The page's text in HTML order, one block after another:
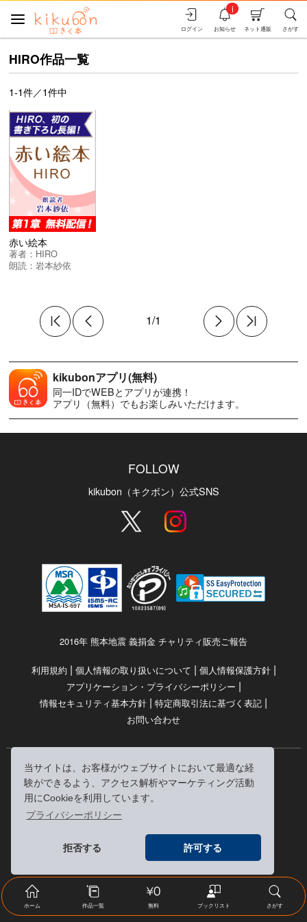
当サイトは、お客様がウェブサイトにおいて最適な経
験ができるよう、アクセス解析やマーケティング活動
用にCookieを利用しています。
プライバシーポリシー
拒否する 許可する
さがす
ネット通販
お知らせ
i
ログイン
HIRO作品一覧
1-1件／1件中
赤い絵本
著者： HIRO
朗読：岩本紗依
1/1
kikubonアプリ(無料)
同一IDでWEBとアプリが連携！
アプリ（無料）でもお楽しみいただけます。
FOLLOW
kikubon（キクボン）公式SNS
2016年 熊本地震 義捐金 チャリティ販売ご報告
利用規約 | 個人情報の取り扱いについて | 個人情報保護方針|
アプリケーション・プライバシーポリシー |
情報セキュリティ基本方針 | 特定商取引法に基づく表記 |
お問い合わせ
© RRJ Inc.
（kikubon/キクボン/きく本/きくほん/キクホン）は
株式会社RRJの登録商標です。
ホーム 作品一覧 無料 ブックリスト さがす